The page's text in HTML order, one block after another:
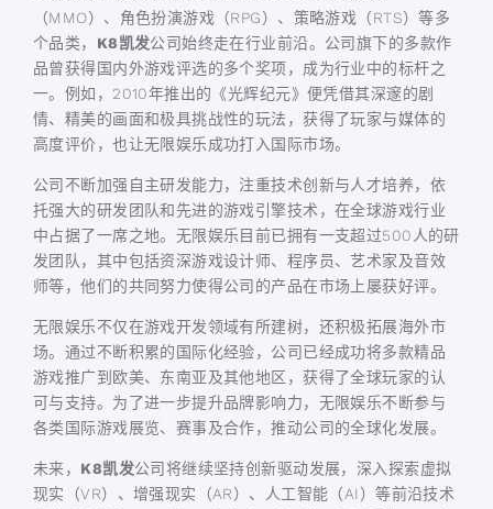
（MMO）、角色扮演游戏（RPG）、策略游戏（RTS）等多
个品类， K8凯发公司始终走在行业前沿。公司旗下的多款作
品曾获得国内外游戏评选的多个奖项，成为行业中的标杆之
一。例如，2010年推出的《光辉纪元》便凭借其深邃的剧
情、精美的画面和极具挑战性的玩法，获得了玩家与媒体的
高度评价，也让无限娱乐成功打入国际市场。
公司不断加强自主研发能力，注重技术创新与人才培养，依
托强大的研发团队和先进的游戏引擎技术，在全球游戏行业
中占据了一席之地。无限娱乐目前已拥有一支超过500人的研
发团队，其中包括资深游戏设计师、程序员、艺术家及音效
师等，他们的共同努力使得公司的产品在市场上屡获好评。
无限娱乐不仅在游戏开发领域有所建树，还积极拓展海外市
场。通过不断积累的国际化经验，公司已经成功将多款精品
游戏推广到欧美、东南亚及其他地区，获得了全球玩家的认
可与支持。为了进一步提升品牌影响力，无限娱乐不断参与
各类国际游戏展览、赛事及合作，推动公司的全球化发展。
未来， K8凯发公司将继续坚持创新驱动发展，深入探索虚拟
现实（VR）、增强现实（AR）、人工智能（AI）等前沿技术